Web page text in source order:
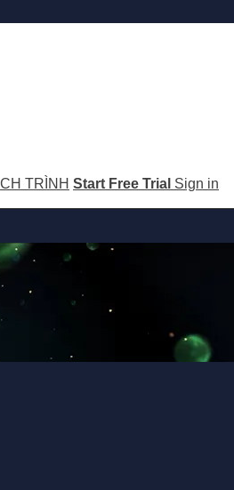
TRÌNH Start Free Trial Sign in